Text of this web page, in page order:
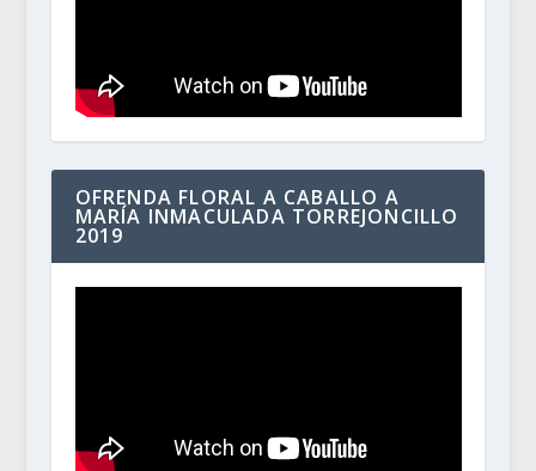
OFRENDA FLORAL A CABALLO A
MARÍA INMACULADA TORREJONCILLO
2019